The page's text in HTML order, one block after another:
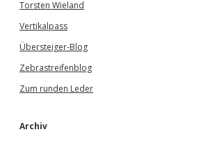
Torsten Wieland
Vertikalpass
Übersteiger-Blog
Zebrastreifenblog
Zum runden Leder
Archiv